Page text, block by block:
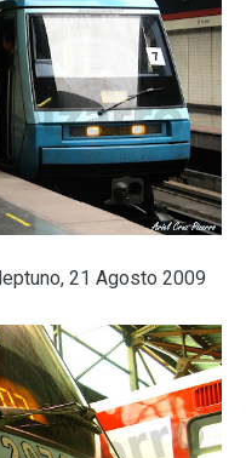
21 Agosto 2009